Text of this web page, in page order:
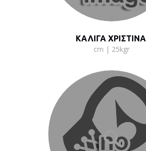
ΚΑΛΙΓΑ ΧΡΙΣΤΙΝΑ
cm | 25kgr